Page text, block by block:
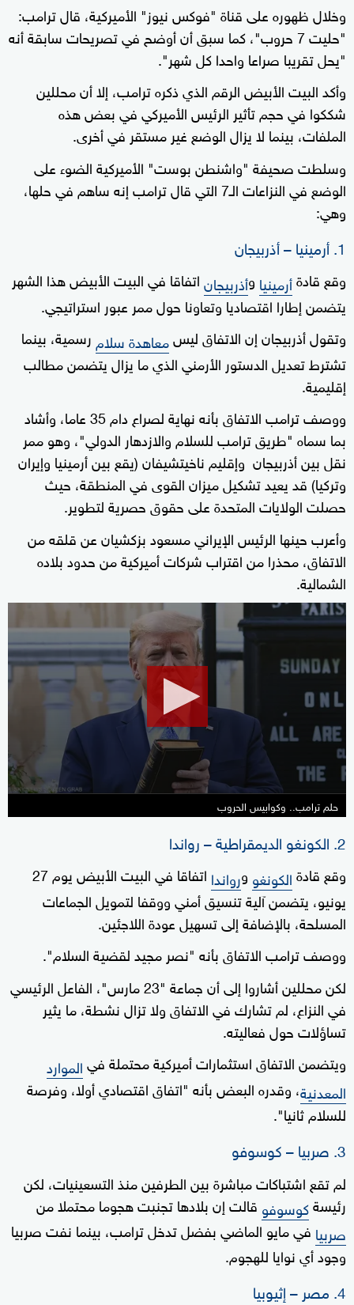
وخلال ظهوره على قناة "فوكس نيوز" الأميركية، قال ترامب:
"حليت 7 حروب"، كما سبق أن أوضح في تصريحات سابقة أنه
"يحل تقريبا صراعا واحدا كل شهر".
وأكد البيت الأبيض الرقم الذي ذكره ترامب، إلا أن محللين
شككوا في حجم تأثير الرئيس الأميركي في بعض هذه
الملفات، بينما لا يزال الوضع غير مستقر في أخرى.
وسلطت صحيفة "واشنطن بوست" الأميركية الضوء على
الوضع في النزاعات الـ7 التي قال ترامب إنه ساهم في حلها،
وهي:
1. أرمينيا – أذربيجان
وقع قادةأرمينيا وأذربيجاناتفاقا في البيت الأبيض هذا الشهر
يتضمن إطارا اقتصاديا وتعاونا حول ممر عبور استراتيجي.
وتقول أذربيجان إن الاتفاق ليسمعاهدة سلام رسمية، بينما
تشترط تعديل الدستور الأرمني الذي ما يزال يتضمن مطالب
إقليمية.
ووصف ترامب الاتفاق بأنه نهاية لصراع دام 35 عاما، وأشاد
بما سماه "طريق ترامب للسلام والازدهار الدولي"، وهو ممر
نقل بين أذربيجان وإقليم ناخيتشيفان (يقع بين أرمينيا وإيران
وتركيا) قد يعيد تشكيل ميزان القوى في المنطقة، حيث
حصلت الولايات المتحدة على حقوق حصرية لتطوير.
وأعرب حينها الرئيس الإيراني مسعود بزكشيان عن قلقه من
الاتفاق، محذرا من اقتراب شركات أميركية من حدود بلاده
الشمالية.
seconds
of
حلم ترامب.. وكوابيس الحروب
2. الكونغو الديمقراطية – رواندا
وقع قادةالكونغو ورواندا
اتفاقا في البيت الأبيض يوم 27
يونيو، يتضمن آلية تنسيق أمني ووقفا لتمويل الجماعات
المسلحة، بالإضافة إلى تسهيل عودة اللاجئين.
ووصف ترامب الاتفاق بأنه "نصر مجيد لقضية السلام".
لكن محللين أشاروا إلى أن جماعة "23 مارس"، الفاعل الرئيسي
في النزاع، لم تشارك في الاتفاق ولا تزال نشطة، ما يثير
تساؤلات حول فعاليته.
ويتضمن الاتفاق استثمارات أميركية محتملة فيالموارد
المعدنية، وقدره البعض بأنه "اتفاق اقتصادي أولا، وفرصة
للسلام ثانيا".
3. صربيا – كوسوفو
لم تقع اشتباكات مباشرة بين الطرفين منذ التسعينيات، لكن
رئيسةكوسوفو قالت إن بلادها تجنبت هجوما محتملا من
صربيا في مايو الماضي بفضل تدخل ترامب، بينما نفت صربيا
وجود أي نوايا للهجوم.
4. مصر – إثيوبيا